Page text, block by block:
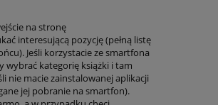
na stronę
interesującą pozycję (pełną listę
Jeśli korzystacie ze smartfona
wybrać kategorię książki i tam
nie macie zainstalowanej aplikacji
jej pobranie na smartfon).